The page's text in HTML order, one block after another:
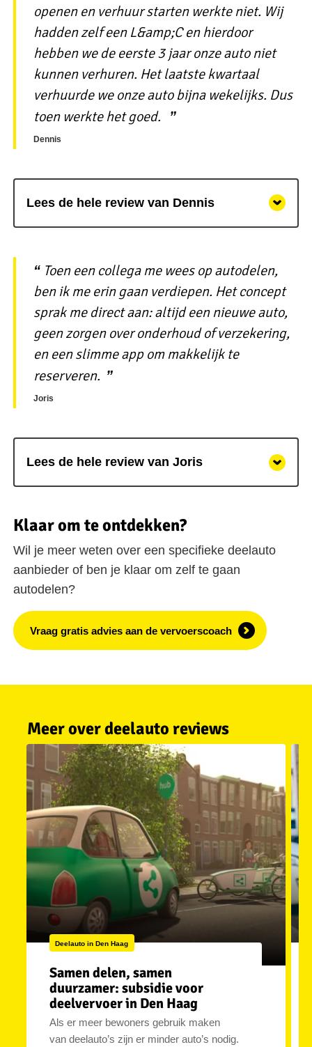
openen en verhuur starten werkte niet. Wij
hadden zelf een L&amp;C en hierdoor
hebben we de eerste 3 jaar onze auto niet
kunnen verhuren. Het laatste kwartaal
verhuurde we onze auto bijna wekelijks. Dus
toen werkte het goed.
Dennis
Lees de hele review van Dennis
Toen een collega me wees op autodelen,
ben ik me erin gaan verdiepen. Het concept
sprak me direct aan: altijd een nieuwe auto,
geen zorgen over onderhoud of verzekering,
en een slimme app om makkelijk te
reserveren.
Joris
Lees de hele review van Joris
Klaar om te ontdekken?
Wil je meer weten over een specifieke deelauto
aanbieder of ben je klaar om zelf te gaan
autodelen?
Vraag gratis advies aan de vervoerscoach
Deelauto in Den Haag
Samen delen, samen
duurzamer: subsidie voor
deelvervoer in Den Haag
Als er meer bewoners gebruik maken
van deelauto’s zijn er minder auto’s nodig.
Meer over deelauto reviews